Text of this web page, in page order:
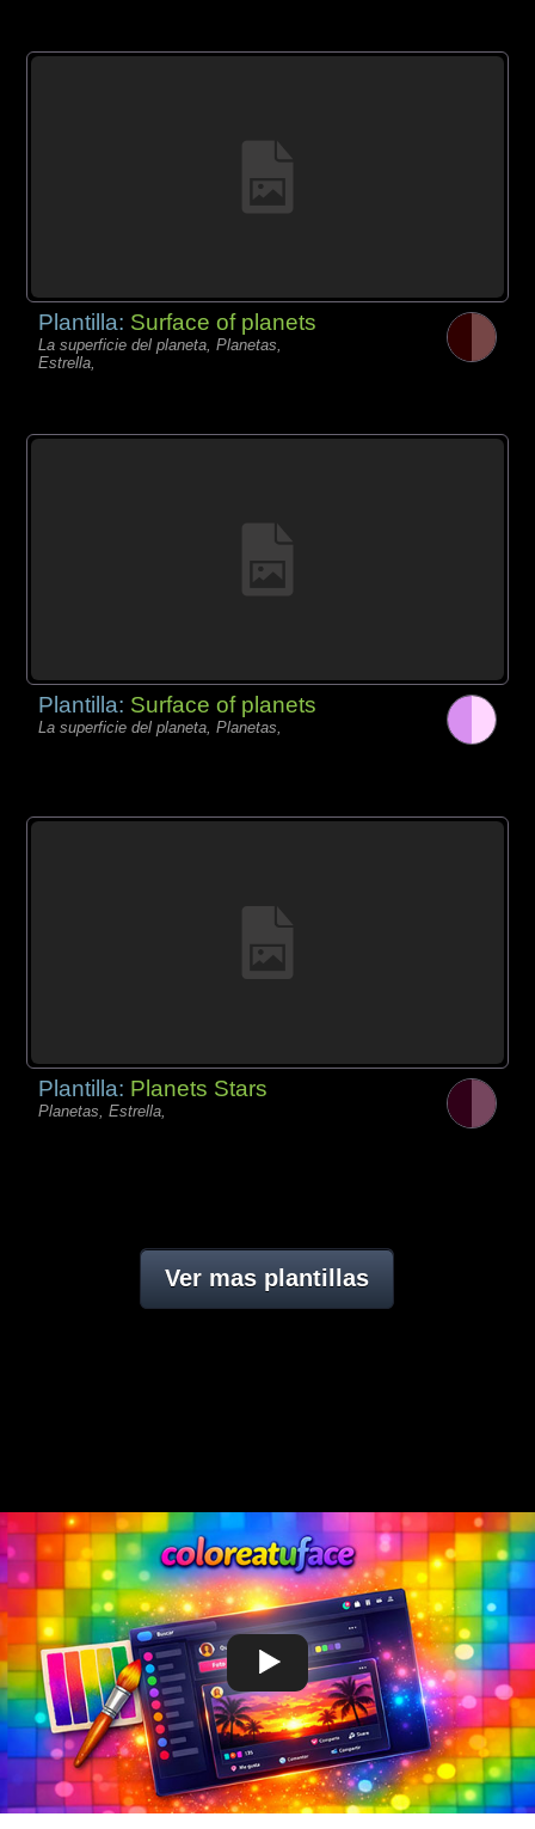
Plantilla: Surface of planets
La superficie del planeta, Planetas,
Estrella,
Plantilla: Surface of planets
La superficie del planeta, Planetas,
Plantilla: Planets Stars
Planetas, Estrella,
Ver mas plantillas